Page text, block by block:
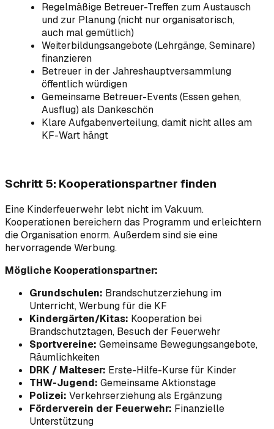
Regelmäßige Betreuer-Treffen zum Austausch
und zur Planung (nicht nur organisatorisch,
auch mal gemütlich)
Weiterbildungsangebote (Lehrgänge, Seminare)
finanzieren
Betreuer in der Jahreshauptversammlung
öffentlich würdigen
Gemeinsame Betreuer-Events (Essen gehen,
Ausflug) als Dankeschön
Klare Aufgabenverteilung, damit nicht alles am
KF-Wart hängt
Schritt 5: Kooperationspartner finden
Eine Kinderfeuerwehr lebt nicht im Vakuum.
Kooperationen bereichern das Programm und erleichtern
die Organisation enorm. Außerdem sind sie eine
hervorragende Werbung.
Mögliche Kooperationspartner:
Grundschulen: Brandschutzerziehung im
Unterricht, Werbung für die KF
Kindergärten/Kitas: Kooperation bei
Brandschutztagen, Besuch der Feuerwehr
Sportvereine: Gemeinsame Bewegungsangebote,
Räumlichkeiten
DRK / Malteser: Erste-Hilfe-Kurse für Kinder
THW-Jugend: Gemeinsame Aktionstage
Polizei: Verkehrserziehung als Ergänzung
Förderverein der Feuerwehr: Finanzielle
Unterstützung